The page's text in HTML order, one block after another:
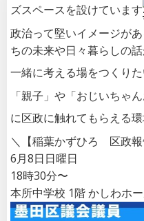
ズスペースを設けています
政治って堅いイメージが
ちの未来や日々暮らしの話
一緒に考える場をつくり
「親子」や「おじいちゃ
に区政に触れてもらえる
＼【稲葉かずひろ 区政報
6月8日日曜日
18時30分〜
本所中学校 1階 かしわホ